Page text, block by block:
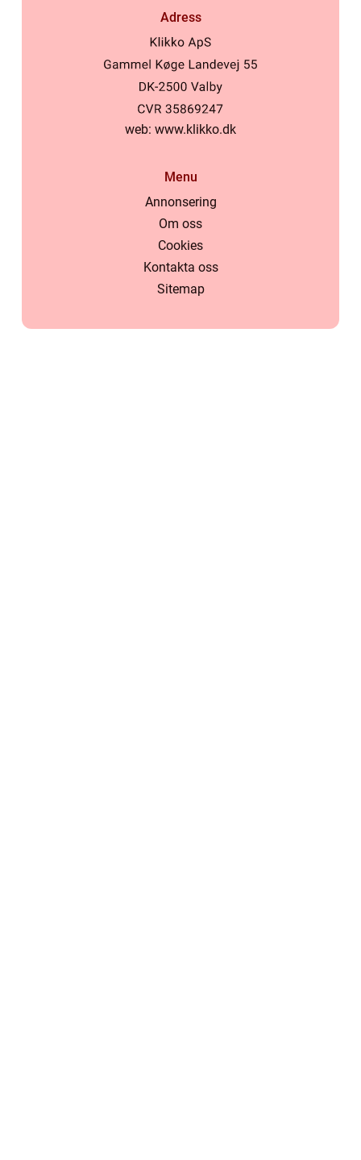
Adress
web: www.klikko.dk
Menu
Annonsering
Om oss
Cookies
Kontakta oss
Sitemap